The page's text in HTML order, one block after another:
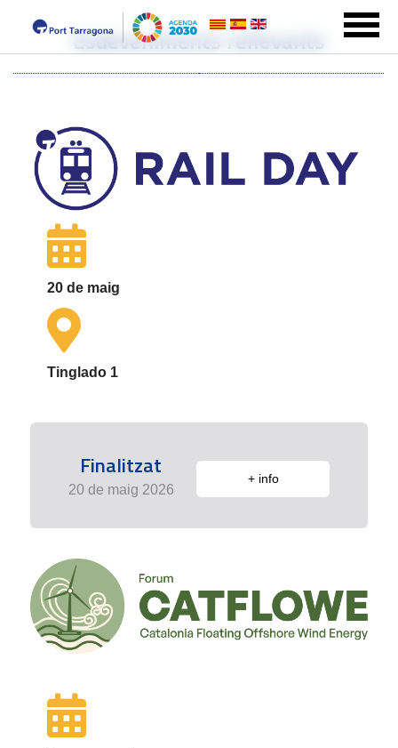
Esdeveniments rellevants
20 de maig
Tinglado 1
Finalitzat
20 de maig 2026
+ info